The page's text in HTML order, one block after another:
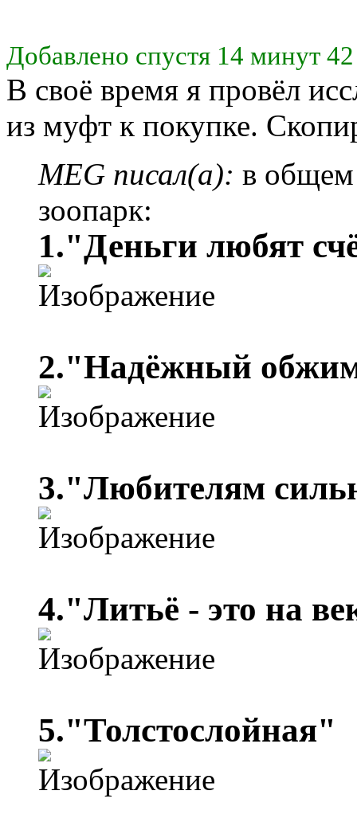
Добавлено спустя 14 минут
В своё время я провёл
из муфт к покупке.
MEG писал(а): в общем
зоопарк:
1."Деньги любят
2."Надёжный
3."Любителям
4."Литьё - это на
5."Толстослойная"